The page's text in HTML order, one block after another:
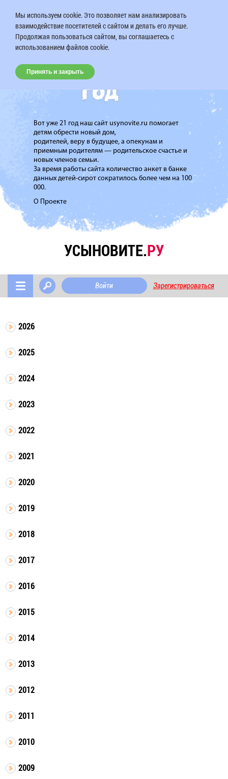
Вот уже 21 год наш сайт usynovite.ru помогает
детям обрести новый дом,
родителей, веру в будущее, а опекунам и
приемным родителям — родительское счастье и
новых членов семьи.
За время работы сайта количество анкет в банке
данных детей-сирот сократилось более чем на 100
000.
О Проекте
УСЫНОВИТЕ.РУ
Войти Зарегистрироваться
2026
2025
2024
2023
2022
2021
2020
2019
2018
2017
2016
2015
2014
2013
2012
2011
2010
2009
Мы используем cookie. Это позволяет нам анализировать
взаимодействие посетителей с сайтом и делать его лучше.
Продолжая пользоваться сайтом, вы соглашаетесь с
использованием файлов cookie.
Принять и закрыть